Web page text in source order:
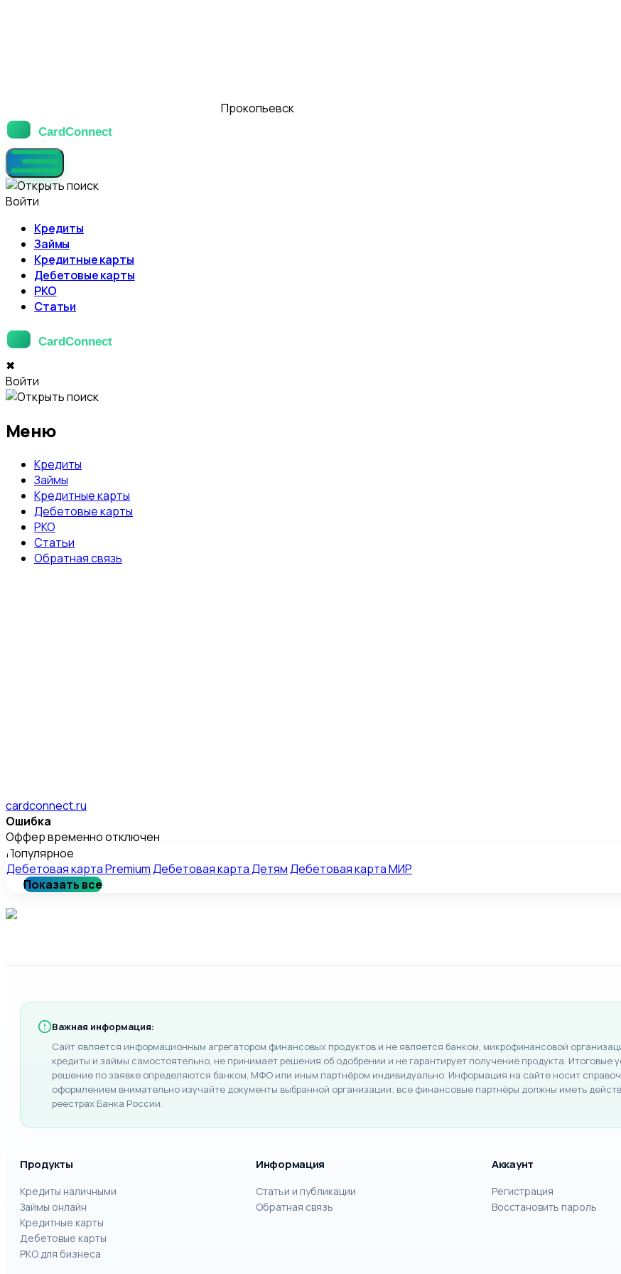
Прокопьевск
Войти
Кредиты
Займы
Кредитные карты
Дебетовые карты
РКО
Статьи
✖
Войти
Меню
Кредиты
Займы
Кредитные карты
Дебетовые карты
РКО
Статьи
Обратная связь
cardconnect.ru
Ошибка
Оффер временно отключен
Популярное
Дебетовая карта PremiumДебетовая карта ДетямДебетовая карта МИР
Показать все
Важная информация:
Сайт является информационным агрегатором финансовых продуктов и не является банком, микрофинансовой
кредиты и займы самостоятельно, не принимает решения об одобрении и не гарантирует получение продукта. Итоговые
решение по заявке определяются банком, МФО или иным партнёром индивидуально. Информация на сайте носит
оформлением внимательно изучайте документы выбранной организации; все финансовые партнёры должны иметь
реестрах Банка России.
Продукты
Кредиты наличными
Займы онлайн
Кредитные карты
Дебетовые карты
РКО для бизнеса
Информация
Статьи и публикации
Обратная связь
Аккаунт
Регистрация
Восстановить пароль